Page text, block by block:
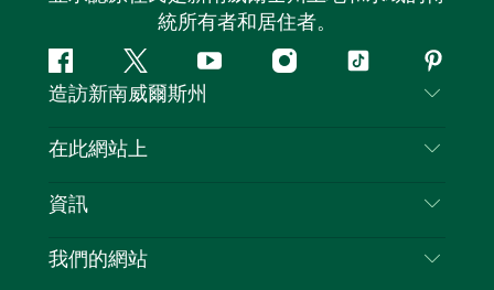
統所有者和居住者。
Facebook嘰
嘰
喳
Youtube Instagram
抖
造訪新南威爾斯州
聯絡我們
隱私
Cookie 通知
在此網站上
目的地
新南威爾斯州公路旅行
資訊
旅行資訊
我們的網站